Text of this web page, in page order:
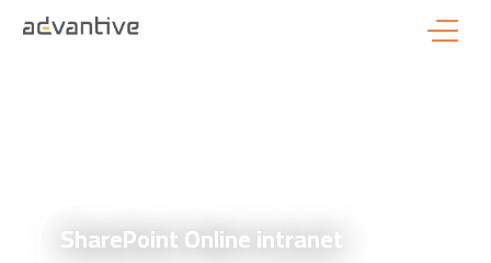
SharePoint Online intranet